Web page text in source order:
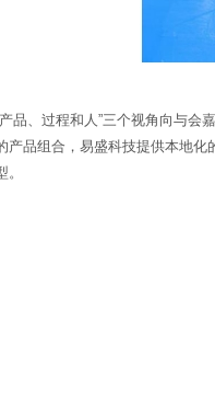
产品、过程和人”三个视角向与
产品组合，易盛科技提供本地
。